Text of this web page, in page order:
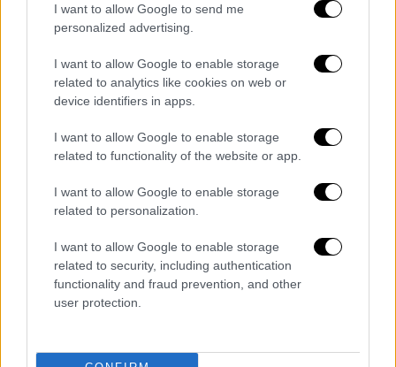
I want to allow Google to send me
personalized advertising.
I want to allow Google to enable storage
related to analytics like cookies on web or
device identifiers in apps.
I want to allow Google to enable storage
related to functionality of the website or app.
I want to allow Google to enable storage
related to personalization.
I want to allow Google to enable storage
related to security, including authentication
functionality and fraud prevention, and other
user protection.
Προκόπι, οι κάτοικοι έχουν υποβάλει
τους μηχανικούς της Διεύθυνσης
Αντιμετώπισης Καταστροφών.
συγκεκριμένες αυτοψίες στο Προκόπι
πρόκειται να διαρκέσουν σίγουρα μέχρι